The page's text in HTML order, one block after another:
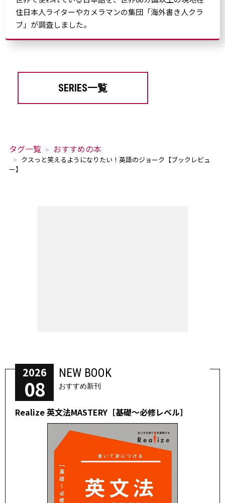
住日本人ライターやカメラマンの集団「海外書き人クラ
ブ」が調査しました。
SERIES一覧
タグ一覧 おすすめの本
クスっと笑えるようになりたい！英語のジョーク【ブックレビュ
ー】
2026
08
NEW BOOK
おすすめ新刊
Realize 英文法MASTERY［基礎～必修レベル］